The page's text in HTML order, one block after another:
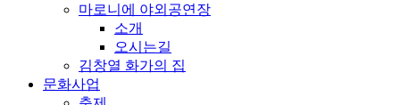
마로니에 야외공연장
소개
오시는길
김창열 화가의 집
문화사업